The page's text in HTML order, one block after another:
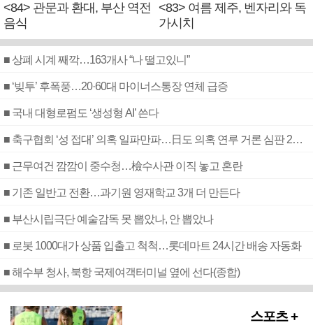
<84> 관문과 환대, 부산 역전
음식
<83> 여름 제주, 벤자리와 독
가시치
■ 상폐 시계 째깍…163개사 “나 떨고있니”
■ ‘빚투’ 후폭풍…20·60대 마이너스통장 연체 급증
■ 국내 대형로펌도 ‘생성형 AI’ 쓴다
■ 축구협회 ‘성 접대’ 의혹 일파만파…日도 의혹 연루 거론 심판 2명 조사
■ 근무여건 깜깜이 중수청…檢수사관 이직 놓고 혼란
■ 기존 일반고 전환…과기원 영재학교 3개 더 만든다
■ 부산시립극단 예술감독 못 뽑았나, 안 뽑았나
■ 로봇 1000대가 상품 입출고 척척…롯데마트 24시간 배송 자동화
■ 해수부 청사, 북항 국제여객터미널 옆에 선다(종합)
스포츠 +